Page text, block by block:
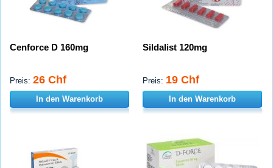
Cenforce D 160mg
Preis: 26 Chf
In den Warenkorb
Sildalist 120mg
Preis: 19 Chf
In den Warenkorb